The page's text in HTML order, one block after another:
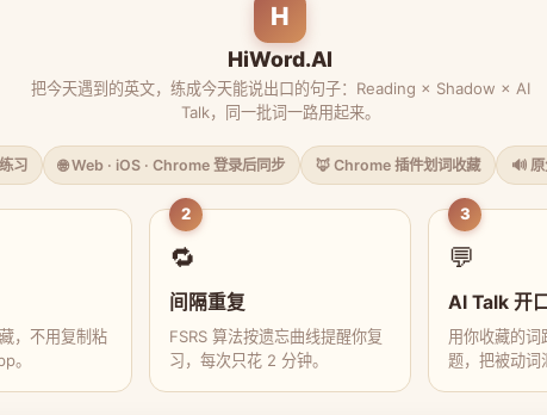
H
HiWord.AI
把今天遇到的英文，练成今天能说出口的句子：Reading × Shadow × AI
Talk，同一批词一路用起来。
习 🌐 Web · iOS · Chrome 登录后同步 🦊 Chrome 插件划词收藏 🔊
，不用复制粘
。
2
🔁
间隔重复
FSRS 算法按遗忘曲线提醒你复
习，每次只花 2 分钟。
3
💬
AI Talk 开
用你收藏的词
题，把被动词